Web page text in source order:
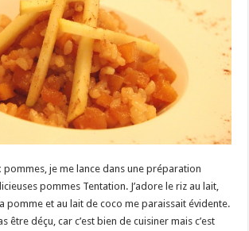
je me lance dans une préparation
pommes Tentation. J’adore le riz au lait,
pomme et au lait de coco me paraissait évidente.
être déçu, car c’est bien de cuisiner mais c’est